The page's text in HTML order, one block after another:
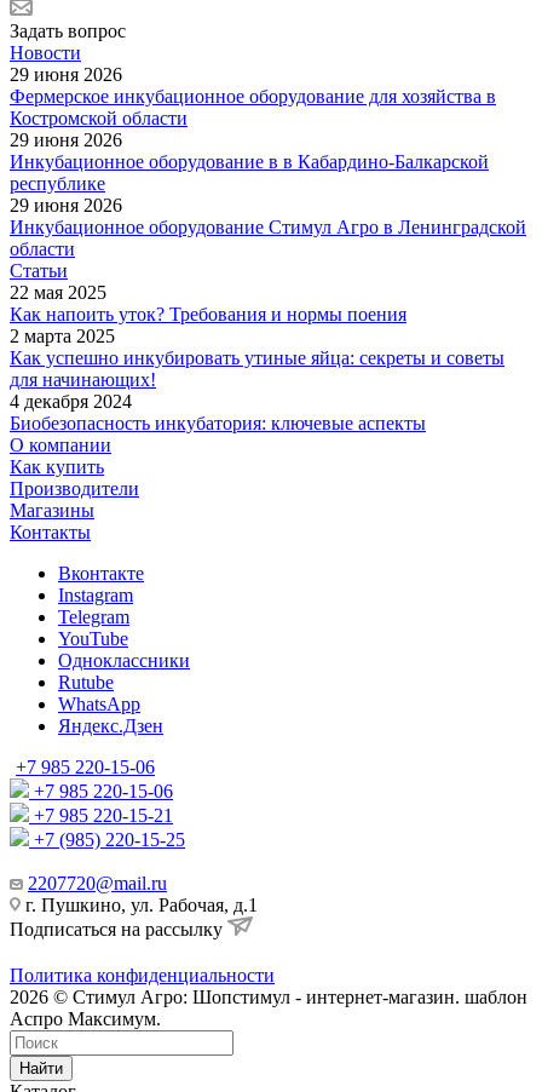
Задать вопрос
Новости
29 июня 2026
Фермерское инкубационное оборудование для хозяйства в
Костромской области
29 июня 2026
Инкубационное оборудование в в Кабардино-Балкарской
республике
29 июня 2026
Инкубационное оборудование Стимул Агро в Ленинградской
области
Статьи
22 мая 2025
Как напоить уток? Требования и нормы поения
2 марта 2025
Как успешно инкубировать утиные яйца: секреты и советы
для начинающих!
4 декабря 2024
Биобезопасность инкубатория: ключевые аспекты
О компании
Как купить
Производители
Магазины
Контакты
Вконтакте
Instagram
Telegram
YouTube
Одноклассники
Rutube
WhatsApp
Яндекс.Дзен
+7 985 220-15-06
+7 985 220-15-06
+7 985 220-15-21
+7 (985) 220-15-25
2207720@mail.ru
г. Пушкино, ул. Рабочая, д.1
Подписаться на рассылку
Политика конфиденциальности
2026 © Стимул Агро: Шопстимул - интернет-магазин. шаблон
Аспро Максимум.
Найти